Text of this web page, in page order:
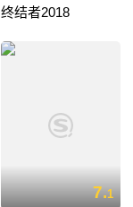
终结者2018
7.1